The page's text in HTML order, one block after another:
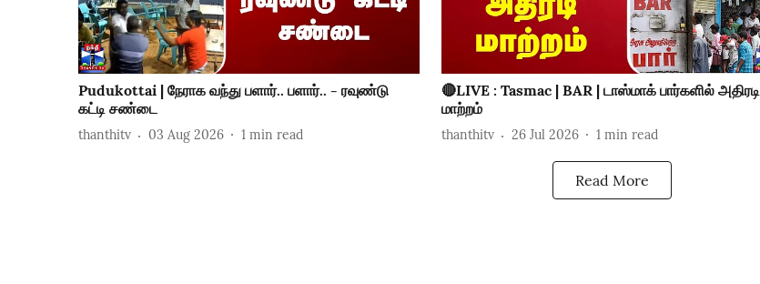
Pudukottai | நேராக வந்து பளார்.. பளார்.. - ரவுண்டு
கட்டி சண்டை
thanthitv 03 Aug 2026 1 min read
🔴LIVE : Tasmac | BAR | டாஸ்மாக் பார்களில் அதிரடி
மாற்றம்
thanthitv 26 Jul 2026 1 min read
Read More